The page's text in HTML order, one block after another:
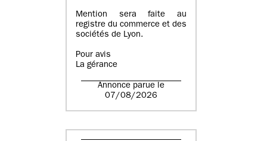
Mention sera faite au
registre du commerce et des
sociétés de Lyon.
Pour avis
La gérance
Annonce parue le
07/08/2026